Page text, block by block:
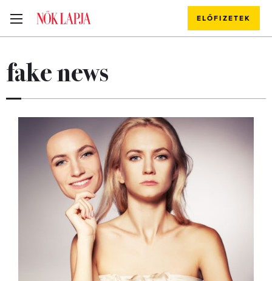
ELŐFIZETEK
fake news